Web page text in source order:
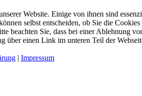
Website. Einige von ihnen sind
selbst entscheiden, ob Sie die
beachten Sie, dass bei einer Ablehnung
über einen Link im unteren Teil der
| Impressum